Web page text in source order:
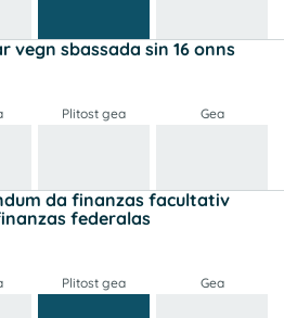
vegn sbassada sin 16 onns
Plitost gea Gea
da finanzas facultativ
federalas
Plitost gea Gea